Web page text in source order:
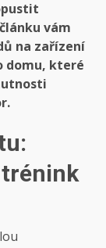
vám
na zařízení
domu, které